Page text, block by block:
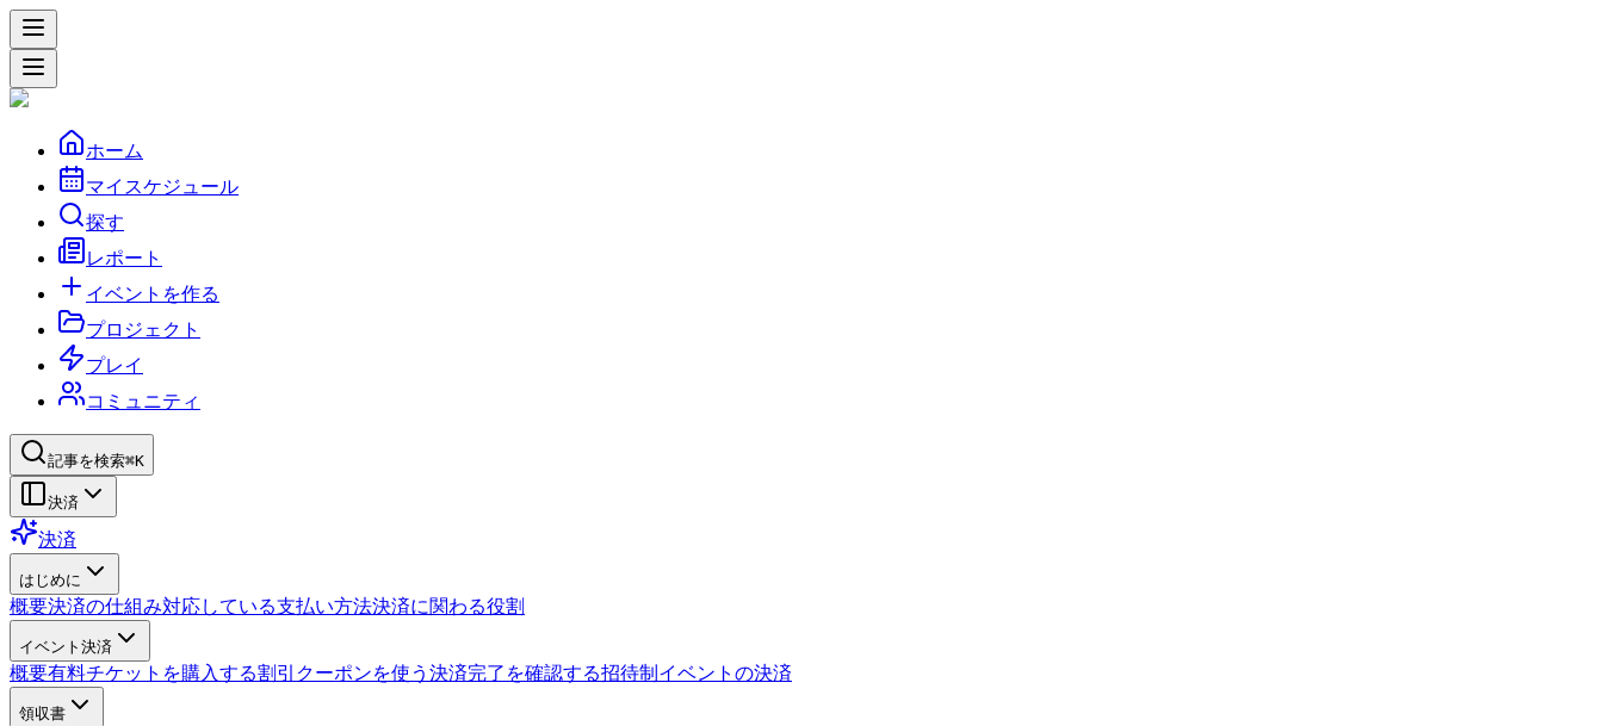
ホーム
マイスケジュール
探す
レポート
イベントを作る
プロジェクト
プレイ
コミュニティ
記事を検索⌘K
決済
決済
はじめに
概要決済の仕組み対応している支払い方法決済に関わる役割
イベント決済
概要有料チケットを購入する割引クーポンを使う 決済完了を確認する招待制イベントの決済
領収書